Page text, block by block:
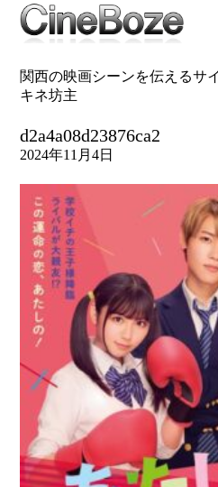
関西の映画シーンを伝えるサ
キネ坊主
d2a4a08d23876ca2
2024年11月4日